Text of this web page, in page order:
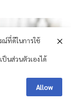
ที่ดีในการใช้
ป็นส่วนตัวเองได้
Allow